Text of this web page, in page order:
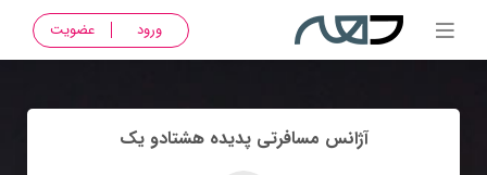
ورود عضویت
آژانس مسافرتی پديده هشتادو يک